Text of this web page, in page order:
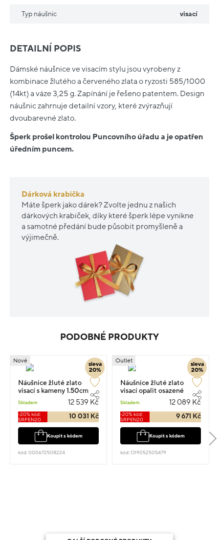
DETAILNÍ POPIS
Dámské náušnice ve visacím stylu jsou vyrobeny z
kombinace žlutého a červeného zlata o ryzosti 585/1000
(14kt) a váze 3,25 g. Zapínání je řešeno patentem. Design
náušnic zahrnuje detailní vzory, které zvýrazňují
dvoubarevné zlato.
Šperk prošel kontrolou Puncovního úřadu a je opatřen
úředním puncem.
Dárková krabička
Máte šperk jako dárek? Zvolte jednu z našich
dárkových krabiček, díky které šperk lépe vynikne
a samotné předání bude působit promyšleně a
výjimečně.
Typ náušnic visací
PODOBNÉ PRODUKTY
sleva
20%
Nové
Náušnice žluté zlato
visací s kameny 1.50cm
Skladem 12 539 Kč
-20% kód:
SRPEN20
10 031 Kč
Koupit s kódem
kód: 000672508224
sleva
20%
Outlet
Náušnice žluté zlato
visací opalit osazené
zirkony 1.7cm 3.2g
Skladem 12 089 Kč
-20% kód:
SRPEN20
9 671 Kč
Koupit s kódem
kód: O19052505479